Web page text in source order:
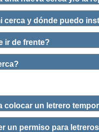
cerca y dónde puedo
ir de frente?
colocar un letrero
un permiso para